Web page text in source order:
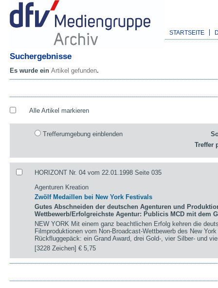
STARTSEITE
Suchergebnisse
Es wurde ein Artikel gefunden.
Alle Artikel markieren
Trefferumgebung einblenden
Treffer
HORIZONT Nr. 04 vom 22.01.1998 Seite 035
Agenturen Kreation
Zwölf Medaillen bei New York Festivals
Gutes Abschneiden der deutschen Agenturen und
Wettbewerb/Erfolgreichste Agentur: Publicis MCD mit dem
NEW YORK Mit einem ganz beachtlichen Erfolg kehren die
Filmproduktionen vom Non-Broadcast-Wettbewerb des New
Rückfluggepäck: ein Grand Award, drei Gold-, vier Silber- und
[3228 Zeichen]€ 5,75